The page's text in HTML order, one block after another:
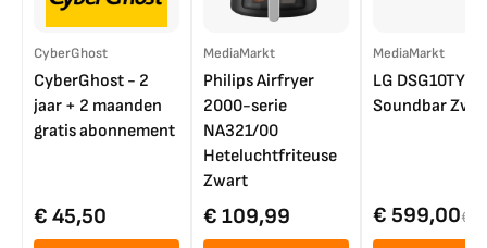
CyberGhost
CyberGhost - 2
jaar + 2 maanden
gratis abonnement
€ 45,50
MediaMarkt
Philips Airfryer
2000-serie
NA321/00
Heteluchtfriteuse
Zwart
€ 109,99
MediaMarkt
LG DSG10TY
Soundbar
€ 599,00€